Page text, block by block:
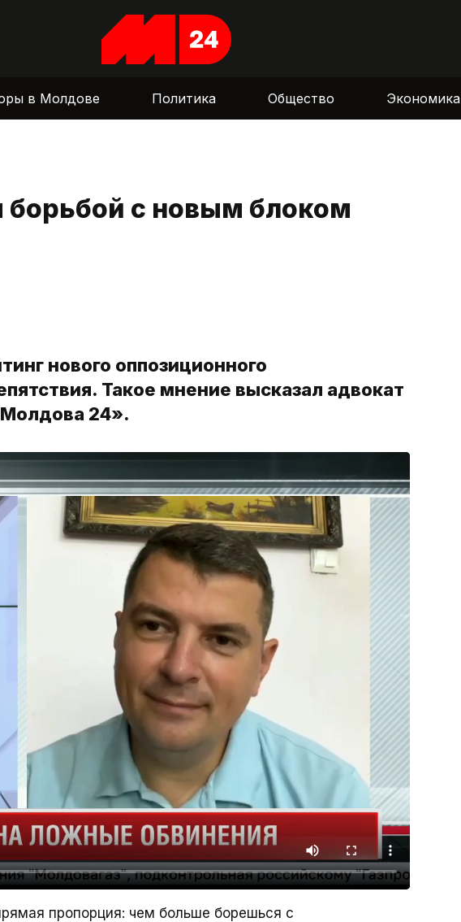
в Молдове Политика Общество Экономика
с новым блоком
нового оппозиционного
Такое мнение высказал адвокат
24».
пропорция: чем больше борешься с